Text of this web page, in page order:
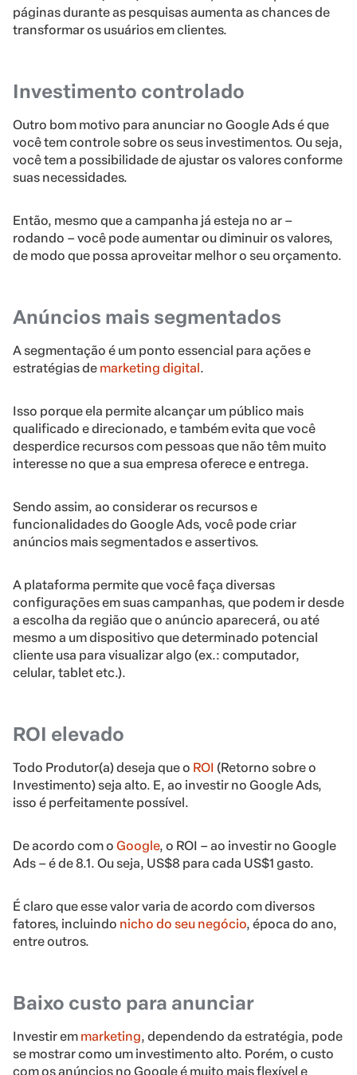
páginas durante as pesquisas aumenta as chances de
transformar os usuários em clientes.
Investimento controlado
Outro bom motivo para anunciar no Google Ads é que
você tem controle sobre os seus investimentos. Ou seja,
você tem a possibilidade de ajustar os valores conforme
suas necessidades.
Então, mesmo que a campanha já esteja no ar –
rodando – você pode aumentar ou diminuir os valores,
de modo que possa aproveitar melhor o seu orçamento.
Anúncios mais segmentados
A segmentação é um ponto essencial para ações e
estratégias de marketing digital .
Isso porque ela permite alcançar um público mais
qualificado e direcionado, e também evita que você
desperdice recursos com pessoas que não têm muito
interesse no que a sua empresa oferece e entrega.
Sendo assim, ao considerar os recursos e
funcionalidades do Google Ads, você pode criar
anúncios mais segmentados e assertivos.
A plataforma permite que você faça diversas
configurações em suas campanhas, que podem ir desde
a escolha da região que o anúncio aparecerá, ou até
mesmo a um dispositivo que determinado potencial
cliente usa para visualizar algo (ex.: computador,
celular, tablet etc.).
ROI elevado
Todo Produtor(a) deseja que o ROI (Retorno sobre o
Investimento) seja alto. E, ao investir no Google Ads,
isso é perfeitamente possível.
De acordo com o Google, o ROI – ao investir no Google
Ads – é de 8.1. Ou seja, US$8 para cada US$1 gasto.
É claro que esse valor varia de acordo com diversos
fatores, incluindo nicho do seu negócio, época do ano,
entre outros.
Baixo custo para anunciar
Investir em marketing, dependendo da estratégia, pode
se mostrar como um investimento alto. Porém, o custo
com os anúncios no Google é muito mais flexível e